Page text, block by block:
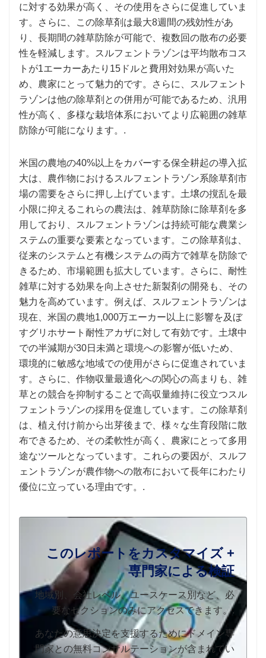
に対する効果が高く、その使用をさらに促進していま
す。さらに、この除草剤は最大8週間の残効性があ
り、長期間の雑草防除が可能で、複数回の散布の必要
性を軽減します。スルフェントラゾンは平均散布コス
トが1エーカーあたり15ドルと費用対効果が高いた
め、農家にとって魅力的です。さらに、スルフェント
ラゾンは他の除草剤との併用が可能であるため、汎用
性が高く、多様な栽培体系においてより広範囲の雑草
防除が可能になります。.
米国の農地の40%以上をカバーする保全耕起の導入拡
大は、農作物におけるスルフェントラゾン系除草剤市
場の需要をさらに押し上げています。土壌の撹乱を最
小限に抑えるこれらの農法は、雑草防除に除草剤を多
用しており、スルフェントラゾンは持続可能な農業シ
ステムの重要な要素となっています。この除草剤は、
従来のシステムと有機システムの両方で雑草を防除で
きるため、市場範囲も拡大しています。さらに、耐性
雑草に対する効果を向上させた新製剤の開発も、その
魅力を高めています。例えば、スルフェントラゾンは
現在、米国の農地1,000万エーカー以上に影響を及ぼ
すグリホサート耐性アカザに対して有効です。土壌中
での半減期が30日未満と環境への影響が低いため、
環境的に敏感な地域での使用がさらに促進されていま
す。さらに、作物収量最適化への関心の高まりも、雑
草との競合を抑制することで高収量維持に役立つスル
フェントラゾンの採用を促進しています。この除草剤
は、植え付け前から出芽後まで、様々な生育段階に散
布できるため、その柔軟性が高く、農家にとって多用
途なツールとなっています。これらの要因が、スルフ
ェントラゾンが農作物への散布において長年にわたり
優位に立っている理由です。.
このレポートをカスタマイズ +
専門家による検証
地域別、会社レベル、ユースケース別など、必
要なセクションのみにアクセスできます。.
あなたの意思決定を支援するためにドメイン専
門家との無料コンサルテーションが含まれてい